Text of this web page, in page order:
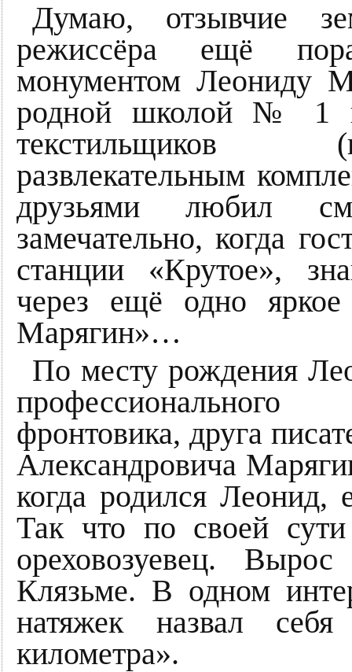
Думаю, отзывчие
режиссёра ещё
монументом Леониду
родной школой № 1 и
текстильщиков
развлекательным
друзьями любил
замечательно, когда
станции «Крутое»,
через ещё одно
Марягин»…
По месту рождения
фронтовика, друга
Александровича
когда родился Леонид,
Так что по своей
ореховозуевец.
Клязьме. В одном
натяжек назвал
километра».